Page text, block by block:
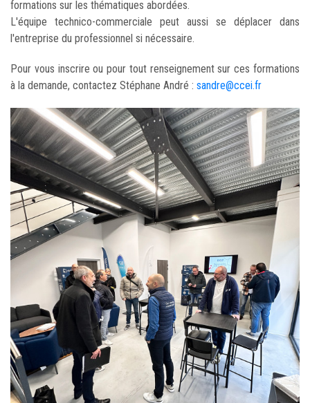
formations sur les thématiques abordées.
L'équipe technico-commerciale peut aussi se déplacer dans
l'entreprise du professionnel si nécessaire.
Pour vous inscrire ou pour tout renseignement sur ces formations
à la demande, contactez Stéphane André : sandre@ccei.fr